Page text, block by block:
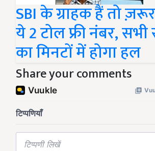
SBI के ग्राहक हैं तो
ये 2 टोल फ्री नंबर,
का मिनटों में होगा हल
Share your comments